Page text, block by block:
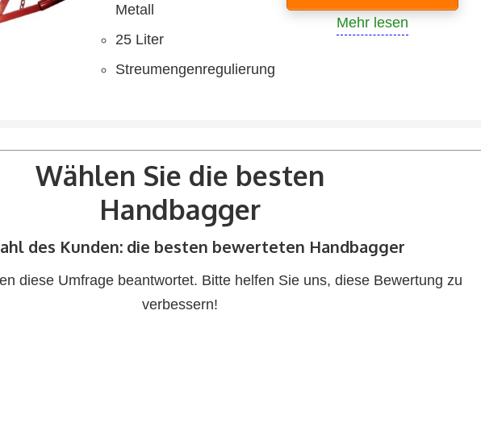
Metall
25 Liter
Streumengenregulierung
Mehr lesen
Wählen Sie die besten
Handbagger
des Kunden: die besten bewerteten Handbagger
diese Umfrage beantwortet. Bitte helfen Sie uns, diese Bewertung zu
verbessern!